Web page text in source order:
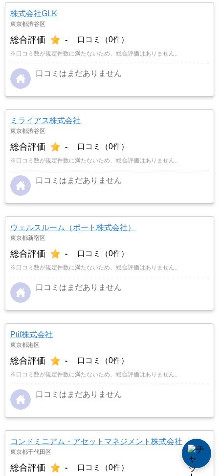
株式会社GLK
東京都渋谷区
総合評価 - 口コミ（0件）
※口コミ数が規定件数に満たないため、総合評価はありません。
口コミはまだありません
ミライアス株式会社
東京都渋谷区
総合評価 - 口コミ（0件）
※口コミ数が規定件数に満たないため、総合評価はありません。
口コミはまだありません
ウェルスルーム（ポート株式会社）
東京都新宿区
総合評価 - 口コミ（0件）
※口コミ数が規定件数に満たないため、総合評価はありません。
口コミはまだありません
Ptif株式会社
東京都港区
総合評価 - 口コミ（0件）
※口コミ数が規定件数に満たないため、総合評価はありません。
口コミはまだありません
コンドミニアム・アセットマネジメント株式会社
東京都千代田区
総合評価 - 口コミ（0件）